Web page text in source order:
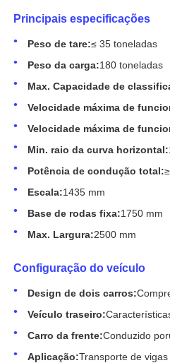
Principais especificações
Peso de tare:≤ 35 toneladas
Peso da carga:180 toneladas
Max. Capacidade de
Velocidade máxima de
Velocidade máxima de
Min. raio da curva horizontal:
Potência de condução total:
Escala:1435 mm
Base de rodas fixa:1750 mm
Max. Largura:2500 mm
Configuração do veículo
Design de dois carros:
Veículo traseiro:
Carro da frente:Conduzido por
Aplicação:Transporte de